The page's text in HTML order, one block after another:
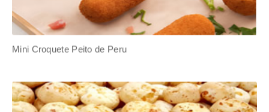
Mini Croquete Peito de Peru